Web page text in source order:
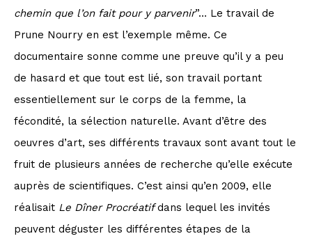
chemin que l’on fait pour y parvenir”… Le travail de
Prune Nourry en est l’exemple même. Ce
documentaire sonne comme une preuve qu’il y a peu
de hasard et que tout est lié, son travail portant
essentiellement sur le corps de la femme, la
fécondité, la sélection naturelle. Avant d’être des
oeuvres d’art, ses différents travaux sont avant tout le
fruit de plusieurs années de recherche qu’elle exécute
auprès de scientifiques. C’est ainsi qu’en 2009, elle
réalisait Le Dîner Procréatifdans lequel les invités
peuvent déguster les différentes étapes de la